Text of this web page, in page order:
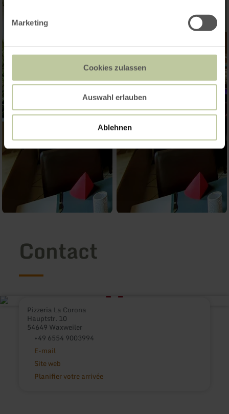
Marketing
Cookies zulassen
Auswahl erlauben
Ablehnen
Contact
Pizzeria La Corona
Hauptstr. 10
54649 Waxweiler
+49 6554 9003994
E-mail
Site web
Planifier votre arrivée